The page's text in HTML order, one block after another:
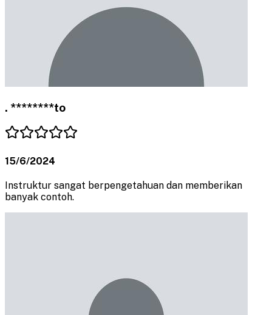
. ********to
15/6/2024
Instruktur sangat berpengetahuan dan memberikan
banyak contoh.